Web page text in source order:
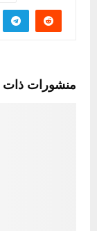
منشورات